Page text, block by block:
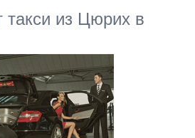
такси из Цюрих в